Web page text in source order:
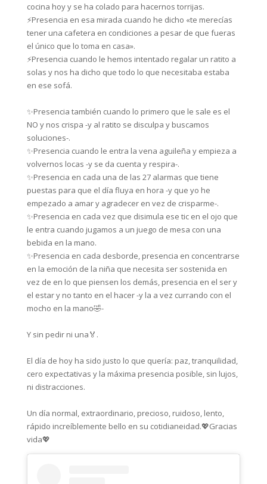
cocina hoy y se ha colado para hacernos torrijas.⁣⁣
⚡Presencia en esa mirada cuando he dicho «te merecías
tener una cafetera en condiciones a pesar de que fueras
el único que lo toma en casa».⁣⁣
⚡Presencia cuando le hemos intentado regalar un ratito a
solas y nos ha dicho que todo lo que necesitaba estaba
en ese sofá.⁣⁣
✨Presencia también cuando lo primero que le sale es el
NO y nos crispa -y al ratito se disculpa y buscamos
soluciones-.⁣⁣
✨Presencia cuando le entra la vena aguileña y empieza a
volvernos locas -y se da cuenta y respira-.⁣⁣
✨Presencia en cada una de las 27 alarmas que tiene
puestas para que el día fluya en hora -y que yo he
empezado a amar y agradecer en vez de crisparme-.⁣⁣
✨Presencia en cada vez que disimula ese tic en el ojo que
le entra cuando jugamos a un juego de mesa con una
bebida en la mano.⁣⁣
✨Presencia en cada desborde, presencia en concentrarse
en la emoción de la niña que necesita ser sostenida en
vez de en lo que piensen los demás, presencia en el ser y
el estar y no tanto en el hacer -y la a vez currando con el
mocho en la mano🤣-⁣⁣
Y sin pedir ni una🏅.⁣⁣
El día de hoy ha sido justo lo que quería: paz, tranquilidad,
cero expectativas y la máxima presencia posible, sin lujos,
ni distracciones. ⁣⁣
Un día normal, extraordinario, precioso, ruidoso, lento,
rápido increíblemente bello en su cotidianeidad.💖Gracias
vida💖